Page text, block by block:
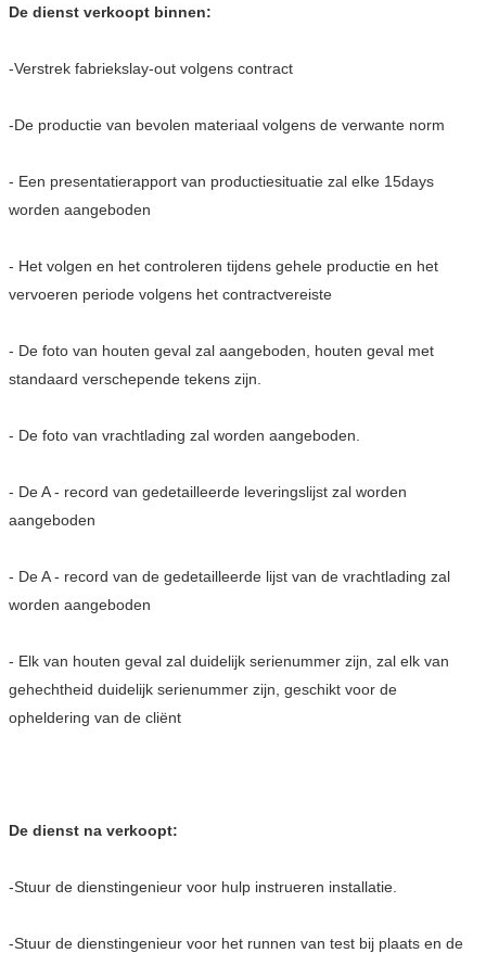
De dienst verkoopt binnen:
-Verstrek fabriekslay-out volgens contract
-De productie van bevolen materiaal volgens de verwante norm
- Een presentatierapport van productiesituatie zal elke 15days
worden aangeboden
- Het volgen en het controleren tijdens gehele productie en het
vervoeren periode volgens het contractvereiste
- De foto van houten geval zal aangeboden, houten geval met
standaard verschepende tekens zijn.
- De foto van vrachtlading zal worden aangeboden.
- De A - record van gedetailleerde leveringslijst zal worden
aangeboden
- De A - record van de gedetailleerde lijst van de vrachtlading zal
worden aangeboden
- Elk van houten geval zal duidelijk serienummer zijn, zal elk van
gehechtheid duidelijk serienummer zijn, geschikt voor de
opheldering van de cliënt
De dienst na verkoopt:
-Stuur de dienstingenieur voor hulp instrueren installatie.
-Stuur de dienstingenieur voor het runnen van test bij plaats en de